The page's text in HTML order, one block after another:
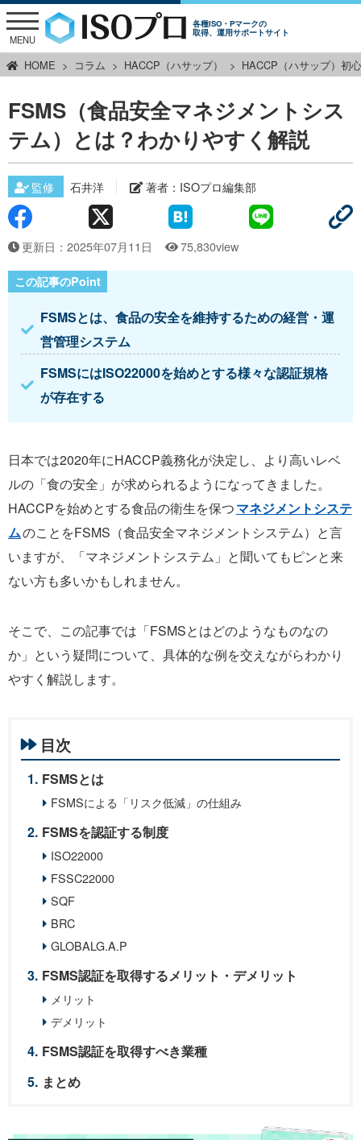
各種ISO・Pマークの
取得、運用サポートサイト
MENU
HOME コラム HACCP（ハサップ） HACCP（ハサップ）初
FSMS（食品安全マネジメントシス
テム）とは？わかりやすく解説
監修 石井洋 著者： ISOプロ編集部
更新日：2025年07月11日 75,830view
FSMSとは、食品の安全を維持するための経営・運
営管理システム
FSMSにはISO22000を始めとする様々な認証規格
が存在する
日本では2020年にHACCP義務化が決定し、より高いレベ
ルの「食の安全」が求められるようになってきました。
HACCPを始めとする食品の衛生を保つマネジメントシステ
ムのことをFSMS（食品安全マネジメントシステム）と言
いますが、「マネジメントシステム」と聞いてもピンと来
ない方も多いかもしれません。
そこで、この記事では「FSMSとはどのようなものなの
か」という疑問について、具体的な例を交えながらわかり
やすく解説します。
目次
FSMSとは
FSMSによる「リスク低減」の仕組み
FSMSを認証する制度
ISO22000
FSSC22000
SQF
BRC
GLOBALG.A.P
FSMS認証を取得するメリット・デメリット
メリット
デメリット
FSMS認証を取得すべき業種
まとめ